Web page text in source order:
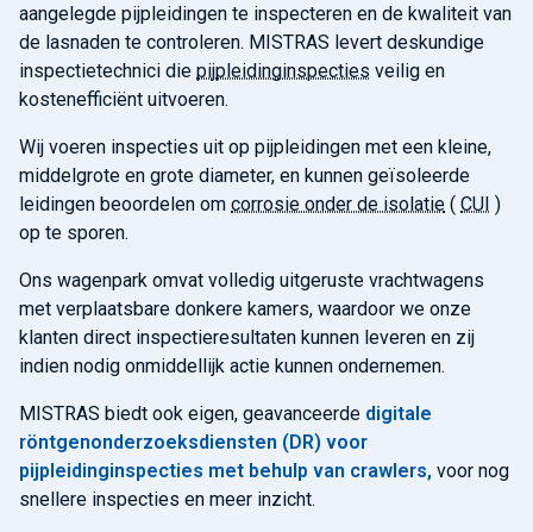
aangelegde pijpleidingen te inspecteren en de kwaliteit van
de lasnaden te controleren. MISTRAS levert deskundige
inspectietechnici die pijpleidinginspecties veilig en
kostenefficiënt uitvoeren.
Wij voeren inspecties uit op pijpleidingen met een kleine,
middelgrote en grote diameter, en kunnen geïsoleerde
leidingen beoordelen om corrosie onder de isolatie ( CUI )
op te sporen.
Ons wagenpark omvat volledig uitgeruste vrachtwagens
met verplaatsbare donkere kamers, waardoor we onze
klanten direct inspectieresultaten kunnen leveren en zij
indien nodig onmiddellijk actie kunnen ondernemen.
MISTRAS biedt ook eigen, geavanceerde digitale
röntgenonderzoeksdiensten (DR) voor
pijpleidinginspecties met behulp van crawlers, voor nog
snellere inspecties en meer inzicht.